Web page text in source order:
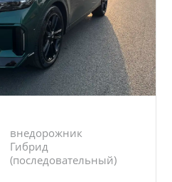
внедорожник
Гибрид
(последовательный)